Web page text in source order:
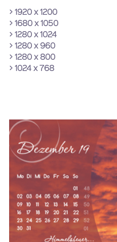
> 1920 x 1200
> 1680 x 1050
> 1280 x 1024
> 1280 x 960
> 1280 x 800
> 1024 x 768